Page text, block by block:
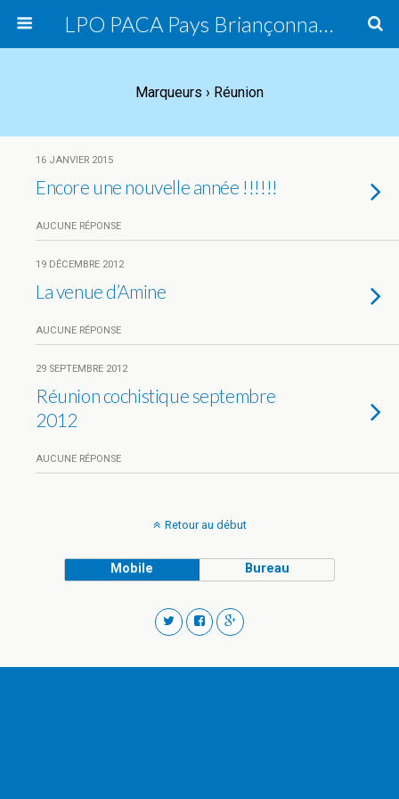
LPO PACA Pays Briançonnais, groupe local
Marqueurs › Réunion
16 JANVIER 2015
Encore une nouvelle année !!!!!!
AUCUNE RÉPONSE
19 DÉCEMBRE 2012
La venue d’Amine
AUCUNE RÉPONSE
29 SEPTEMBRE 2012
Réunion cochistique septembre
2012
AUCUNE RÉPONSE
Retour au début
Mobile Bureau